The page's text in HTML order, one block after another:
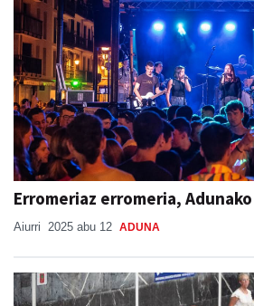
Erromeriaz erromeria,
Aiurri 2025 abu 12 ADUNA